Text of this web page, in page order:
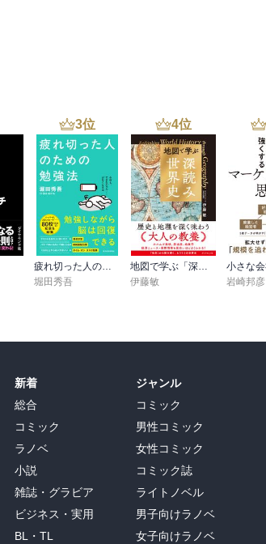
3位
堀田秀吾
4位
地図で学ぶ「深読み」世界史
伊藤敏
岩崎邦彦
新着
総合
コミック
ラノベ
小説
雑誌・グラビア
ビジネス・実用
BL・TL
ジャンル
コミック
男性コミック
女性コミック
コミック誌
ライトノベル
男子向けラノベ
女子向けラノベ